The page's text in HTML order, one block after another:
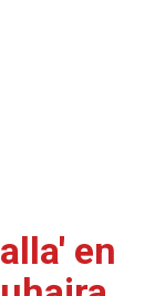
en